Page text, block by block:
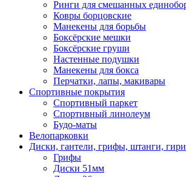
Ринги для смешанных
Ковры борцовские
Манекены для борьбы
Боксёрские мешки
Боксёрские груши
Настенные подушки
Манекены для бокса
Перчатки, лапы, макивары
Спортивные покрытия
Спортивный паркет
Спортивный линолеум
Будо-маты
Велопарковки
Диски, гантели, грифы, штанги, гири
Грифы
Диски 51мм